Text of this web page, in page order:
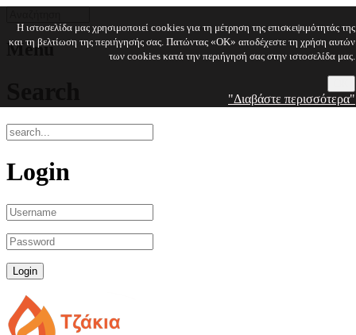
Η ιστοσελίδα μας χρησιμοποιεί cookies για τη μέτρηση της επισκεψιμότητάς της
και τη βελτίωση της περιήγησής σας. Πατώντας «OK» αποδέχεστε τη χρήση αυτών
των cookies κατά την περιήγησή σας στην ιστοσελίδα μας.
"Διαβάστε περισσότερα"
Menu
Login